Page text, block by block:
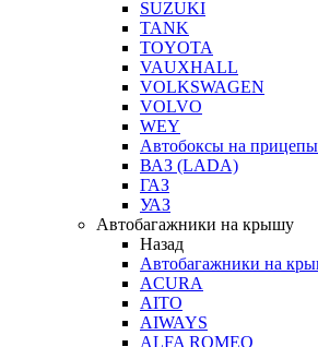
SUZUKI
TANK
TOYOTA
VAUXHALL
VOLKSWAGEN
VOLVO
WEY
Автобоксы на
ВАЗ (LADA)
ГАЗ
УАЗ
Автобагажники на крышу
Назад
Автобагажники на
ACURA
AITO
AIWAYS
ALFA ROMEO